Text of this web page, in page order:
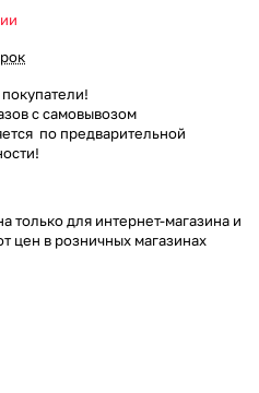
с самовывозом
по предварительной
только для интернет-магазина и
цен в розничных магазинах